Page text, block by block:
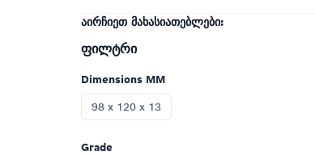
ᲐᲘᲠᲩᲘᲔᲗ ᲛᲐᲮᲐᲡᲘᲐᲗᲔᲑᲚᲔᲑᲘ:
ფილტრი
Dimensions MM
98 x 120 x 13
Grade